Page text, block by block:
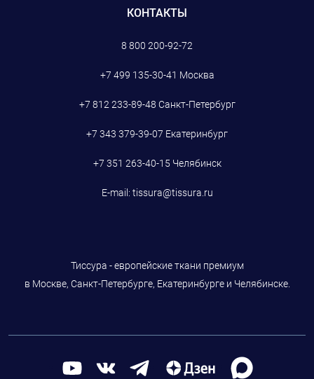
КОНТАКТЫ
8 800 200-92-72
+7 499 135-30-41 Москва
+7 812 233-89-48 Санкт-Петербург
+7 343 379-39-07 Екатеринбург
+7 351 263-40-15 Челябинск
E-mail: tissura@tissura.ru
Тиссура - европейские ткани премиум
в Москве, Санкт-Петербурге, Екатеринбурге и Челябинске.